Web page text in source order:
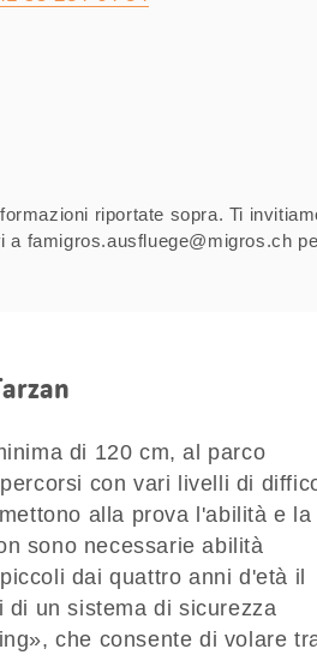
riportate sopra. Ti
famigros.ausfluege@migros.ch
di 120 cm, al parco
con vari livelli di
alla prova l'abilità e la
sono necessarie abilità
dai quattro anni d'età il
di un sistema di sicurezza
che consente di volare